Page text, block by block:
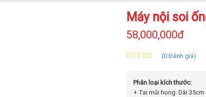
Máy nội soi
58,000,000đ
(0 Đánh giá)
Phân loại kích thước:
+ Tai mũi họng: Dài